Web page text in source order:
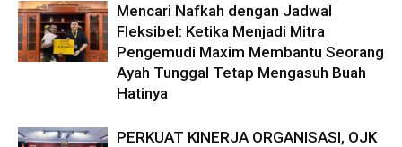
Mencari Nafkah dengan Jadwal
Fleksibel: Ketika Menjadi Mitra
Pengemudi Maxim Membantu Seorang
Ayah Tunggal Tetap Mengasuh Buah
Hatinya
PERKUAT KINERJA ORGANISASI, OJK